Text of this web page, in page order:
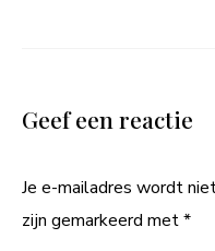
Geef een reactie
Je e-mailadres wordt
zijn gemarkeerd met*